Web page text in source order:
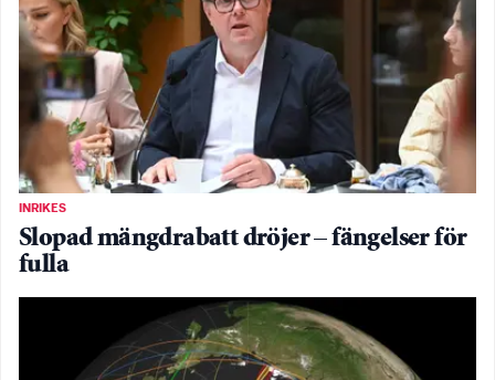
INRIKES
Slopad mängdrabatt dröjer – fängelser för
fulla